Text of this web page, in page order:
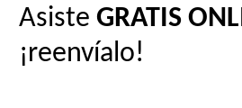
Asiste GRATIS
¡reenvíalo!